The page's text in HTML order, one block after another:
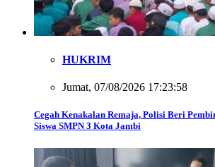
HUKRIM
Jumat, 07/08/2026 17:23:58
Cegah Kenakalan Remaja, Polisi Beri
Siswa SMPN 3 Kota Jambi